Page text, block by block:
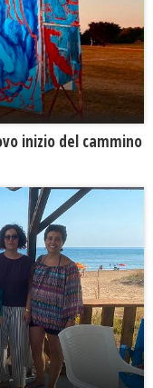
inizio del cammino